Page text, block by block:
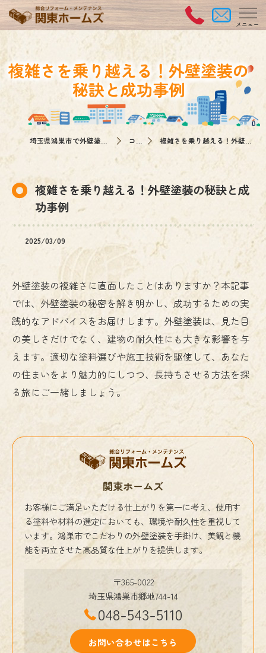
複雑さを乗り越える！外壁塗装の
秘訣と成功事例
コラム 複雑さを乗り越える！外壁塗装の秘訣と成功事例
複雑さを乗り越える！外壁塗装の秘訣と成
功事例
2025/03/09
外壁塗装の複雑さに直面したことはありますか？本記事
では、外壁塗装の秘密を解き明かし、成功するための実
践的なアドバイスをお届けします。外壁塗装は、見た目
の美しさだけでなく、建物の耐久性にも大きな影響を与
えます。適切な塗料選びや施工技術を駆使して、あなた
の住まいをより魅力的にしつつ、長持ちさせる方法を探
る旅にご一緒しましょう。
関東ホームズ
お客様にご満足いただける仕上がりを第一に考え、使用す
る塗料や材料の選定においても、環境や耐久性を重視して
います。鴻巣市でこだわりの外壁塗装を手掛け、美観と機
能を両立させた高品質な仕上がりを提供します。
〒365-0022
埼玉県鴻巣市郷地744-14
048-543-5110
お問い合わせはこちら